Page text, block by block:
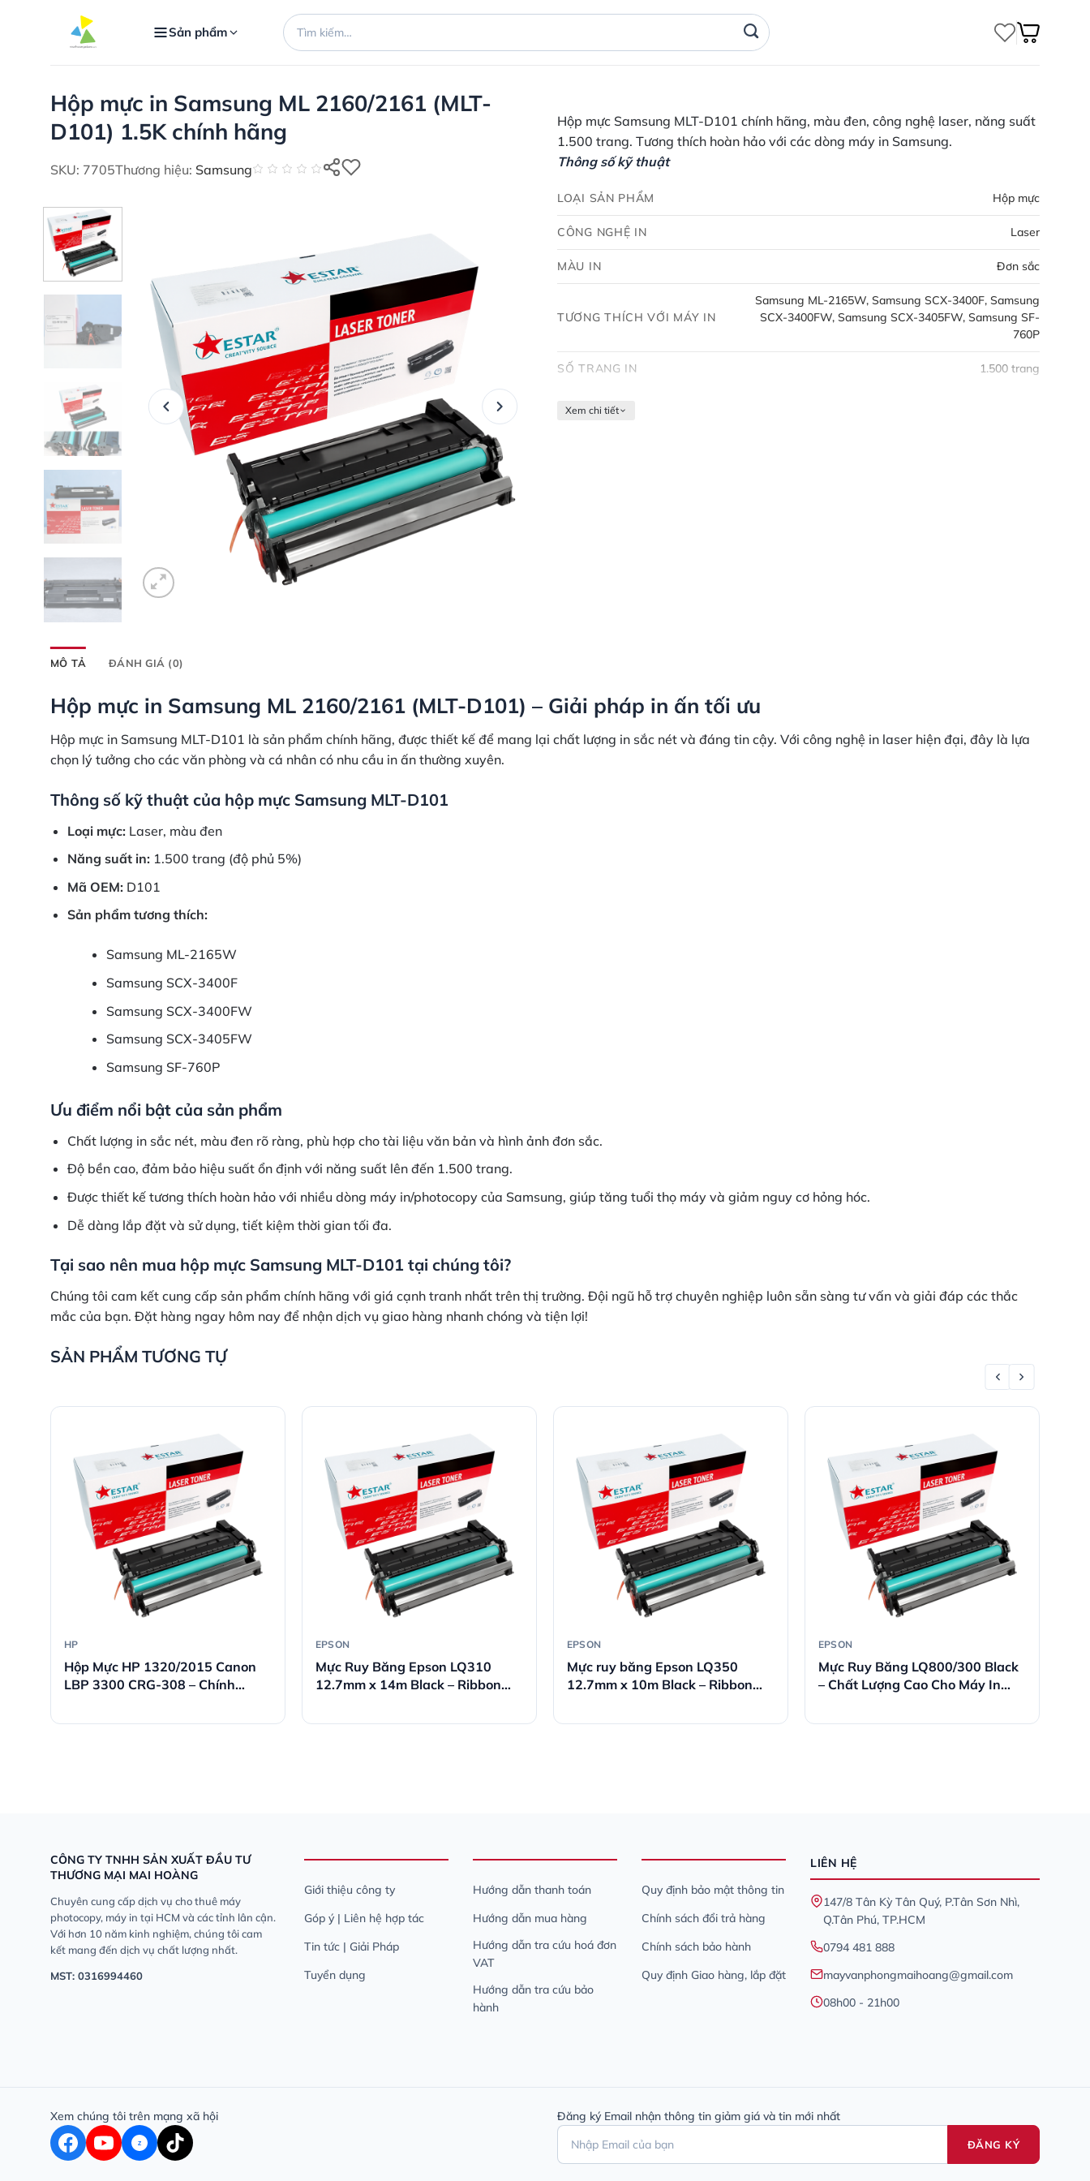
Sản phẩm
Tìm
kiếm:
Hộp mực in Samsung ML 2160/2161 (MLT-
D101) 1.5K chính hãng
SKU: 7705Thương hiệu: Samsung
Hộp mực Samsung MLT-D101 chính hãng, màu đen, công nghệ laser, năng suất
1.500 trang. Tương thích hoàn hảo với các dòng máy in Samsung.
Thông số kỹ thuật
LOẠI SẢN PHẨM Hộp mực
CÔNG NGHỆ IN Laser
MÀU IN Đơn sắc
TƯƠNG THÍCH VỚI MÁY IN
Samsung ML-2165W, Samsung SCX-3400F, Samsung
SCX-3400FW, Samsung SCX-3405FW, Samsung SF-
760P
SỐ TRANG IN 1.500 trang
Xem chi tiết
MÔ TẢ ĐÁNH GIÁ (0)
Hộp mực in Samsung ML 2160/2161 (MLT-D101) – Giải pháp in ấn tối ưu
Hộp mực in Samsung MLT-D101 là sản phẩm chính hãng, được thiết kế để mang lại chất lượng in sắc nét và đáng tin cậy. Với công nghệ in laser hiện đại, đây là lựa
chọn lý tưởng cho các văn phòng và cá nhân có nhu cầu in ấn thường xuyên.
Thông số kỹ thuật của hộp mực Samsung MLT-D101
Loại mực:Laser, màu đen
Năng suất in:1.500 trang (độ phủ 5%)
Mã OEM:D101
Sản phẩm tương thích:
Samsung ML-2165W
Samsung SCX-3400F
Samsung SCX-3400FW
Samsung SCX-3405FW
Samsung SF-760P
Ưu điểm nổi bật của sản phẩm
Chất lượng in sắc nét, màu đen rõ ràng, phù hợp cho tài liệu văn bản và hình ảnh đơn sắc.
Độ bền cao, đảm bảo hiệu suất ổn định với năng suất lên đến 1.500 trang.
Được thiết kế tương thích hoàn hảo với nhiều dòng máy in/photocopy của Samsung, giúp tăng tuổi thọ máy và giảm nguy cơ hỏng hóc.
Dễ dàng lắp đặt và sử dụng, tiết kiệm thời gian tối đa.
Tại sao nên mua hộp mực Samsung MLT-D101 tại chúng tôi?
Chúng tôi cam kết cung cấp sản phẩm chính hãng với giá cạnh tranh nhất trên thị trường. Đội ngũ hỗ trợ chuyên nghiệp luôn sẵn sàng tư vấn và giải đáp các thắc
mắc của bạn. Đặt hàng ngay hôm nay để nhận dịch vụ giao hàng nhanh chóng và tiện lợi!
SẢN PHẨM TƯƠNG TỰ
HP
Hộp Mực HP 1320/2015 Canon
LBP 3300 CRG-308 – Chính
EPSON
Mực Ruy Băng Epson LQ310
12.7mm x 14m Black – Ribbon
EPSON
Mực ruy băng Epson LQ350
12.7mm x 10m Black – Ribbon
EPSON
Mực Ruy Băng LQ800/300 Black
– Chất Lượng Cao Cho Máy In
CÔNG TY TNHH SẢN XUẤT ĐẦU TƯ
THƯƠNG MẠI MAI HOÀNG
Chuyên cung cấp dịch vụ cho thuê máy
photocopy, máy in tại HCM và các tỉnh lân cận.
Với hơn 10 năm kinh nghiệm, chúng tôi cam
kết mang đến dịch vụ chất lượng nhất.
MST: 0316994460
Giới thiệu công ty
Góp ý | Liên hệ hợp tác
Tin tức | Giải Pháp
Tuyển dụng
Hướng dẫn thanh toán
Hướng dẫn mua hàng
Hướng dẫn tra cứu hoá đơn
VAT
Hướng dẫn tra cứu bảo
hành
Quy định bảo mật thông tin
Chính sách đổi trả hàng
Chính sách bảo hành
Quy định Giao hàng, lắp đặt
LIÊN HỆ
147/8 Tân Kỳ Tân Quý, P.Tân Sơn Nhì,
Q.Tân Phú, TP.HCM
0794 481 888
mayvanphongmaihoang@gmail.com
08h00 - 21h00
Xem chúng tôi trên mạng xã hội
Z
Đăng ký Email nhận thông tin giảm giá và tin mới nhất
ĐĂNG KÝ